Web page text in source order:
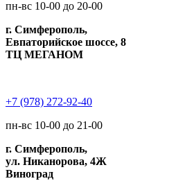
пн-вс 10-00 до 20-00
г. Симферополь,
Евпаторийское шоссе, 8
ТЦ МЕГАНОМ
+7 (978) 272-92-40
пн-вс 10-00 до 21-00
г. Симферополь,
ул. Никанорова, 4Ж
Виноград